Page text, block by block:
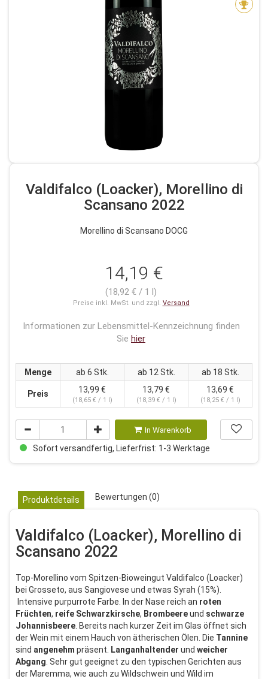
Valdifalco (Loacker), Morellino di
Scansano 2022
Morellino di Scansano DOCG
14,19 €
(18,92 € / 1 l)
Preise inkl. MwSt. und zzgl. Versand
Informationen zur Lebensmittel-Kennzeichnung finden
Sie hier
Menge ab 6 Stk. ab 12 Stk. ab 18 Stk.
Preis 13,99 €
(18,65 € / 1 l)
13,79 €
(18,39 € / 1 l)
13,69 €
(18,25 € / 1 l)
In Warenkorb
Sofort versandfertig, Lieferfrist: 1-3 Werktage
Produktdetails Bewertungen (0)
Valdifalco (Loacker), Morellino di
Scansano 2022
Top-Morellino vom Spitzen-Bioweingut Valdifalco (Loacker)
bei Grosseto, aus Sangiovese und etwas Syrah (15%).
Intensive purpurrote Farbe. In der Nase reich an roten
Früchten, reife Schwarzkirsche, Brombeereund schwarze
Johannisbeere . Bereits nach kurzer Zeit im Glas öffnet sich
der Wein mit einem Hauch von ätherischen Ölen. Die Tannine
sind angenehm präsent. Langanhaltender und weicher
Abgang . Sehr gut geeignet zu den typischen Gerichten aus
der Maremma, wie auch zu Wildschwein und Wild im